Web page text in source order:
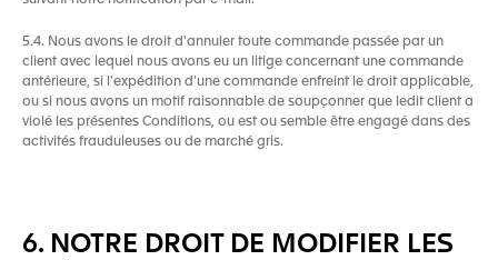
5.4. Nous avons le droit d'annuler toute commande passée par un
client avec lequel nous avons eu un litige concernant une commande
antérieure, si l'expédition d'une commande enfreint le droit applicable,
ou si nous avons un motif raisonnable de soupçonner que ledit client a
violé les présentes Conditions, ou est ou semble être engagé dans des
activités frauduleuses ou de marché gris.
6. NOTRE DROIT DE MODIFIER LES